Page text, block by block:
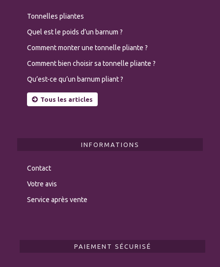
Tonnelles pliantes
Quel est le poids d’un barnum ?
Comment monter une tonnelle pliante ?
Comment bien choisir sa tonnelle pliante ?
Qu’est-ce qu’un barnum pliant ?
Tous les articles
INFORMATIONS
Contact
Votre avis
Service après vente
PAIEMENT SÉCURISÉ